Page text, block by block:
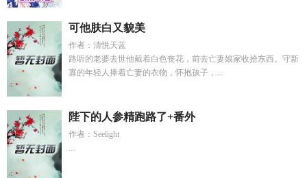
可他肤白又貌美
作者：清悦天蓝
路听的老婆去世他戴着白色丧花，前去亡妻娘家收拾东西。守新
寡的年轻人捧着亡妻的衣物，怀抱孩子，...
陛下的人参精跑路了+番外
作者：Seelight
...